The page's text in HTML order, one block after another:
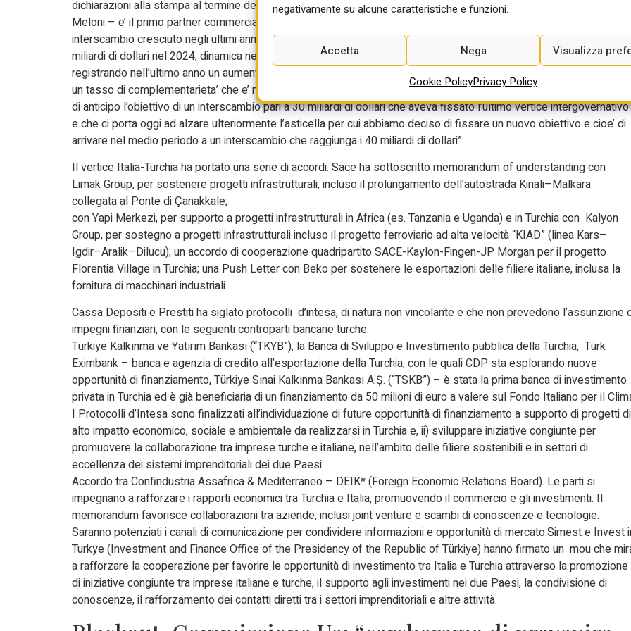
negativamente su alcune caratteristiche e funzioni.
Accetta Nega Visualizza
Cookie PolicyPrivacy Policy
dichiarazioni alla stampa al termine del vertice Italia-Turchia, che si e’ tenuto a Villa Pamphilj. “L’Italia – ha detto
Meloni – e’ il primo partner commerciale della Turchia nell’area del Mediterraneo, il secondo in Europa, con un
interscambio cresciuto negli ultimi anni in modo considerevole passando da 26 miliardi nel 2023 al record di oltre
miliardi di dollari nel 2024, dinamica nella quale tra l’altro le esportazioni italiane hanno avuto un ruolo decisivo
registrando nell’ultimo anno un aumento di oltre il 28%. I nostri tessuti produttivi e industriali sono caratterizzati da
un tasso di complementarieta’ che e’ molto alto. E’ un quadro molto positivo, che ci ha fatto superare con ben 5 anni
di anticipo l’obiettivo di un interscambio pari a 30 miliardi di dollari che aveva fissato l’ultimo vertice intergovernativo
e che ci porta oggi ad alzare ulteriormente l’asticella per cui abbiamo deciso di fissare un nuovo obiettivo e cioe’ di
arrivare nel medio periodo a un interscambio che raggiunga i 40 miliardi di dollari”.
Il vertice Italia-Turchia ha portato una serie di accordi. Sace ha sottoscritto memorandum of understanding con
Limak Group, per sostenere progetti infrastrutturali, incluso il prolungamento dell’autostrada Kinali–Malkara
collegata al Ponte di Çanakkale;
con Yapi Merkezi, per supporto a progetti infrastrutturali in Africa (es. Tanzania e Uganda) e in Turchia con Kalyon
Group, per sostegno a progetti infrastrutturali incluso il progetto ferroviario ad alta velocità “KIAD” (linea Kars–
Igdir–Aralik–Dilucu); un accordo di cooperazione quadripartito SACE-Kaylon-Fingen-JP Morgan per il progetto
Florentia Village in Turchia; una Push Letter con Beko per sostenere le esportazioni delle filiere italiane, inclusa la
fornitura di macchinari industriali.
Cassa Depositi e Prestiti ha siglato protocolli d’intesa, di natura non vincolante e che non prevedono l’assunzione
impegni finanziari, con le seguenti controparti bancarie turche:
Türkiye Kalkınma ve Yatırım Bankası (“TKYB”), la Banca di Sviluppo e Investimento pubblica della Turchia, Türk
Eximbank – banca e agenzia di credito all’esportazione della Turchia, con le quali CDP sta esplorando nuove
opportunità di finanziamento, Türkiye Sınai Kalkınma Bankası A.Ş. (“TSKB”) – è stata la prima banca di investimento
privata in Turchia ed è già beneficiaria di un finanziamento da 50 milioni di euro a valere sul Fondo Italiano per il
I Protocolli d’Intesa sono finalizzati all’individuazione di future opportunità di finanziamento a supporto di progetti di
alto impatto economico, sociale e ambientale da realizzarsi in Turchia e, ii) sviluppare iniziative congiunte per
promuovere la collaborazione tra imprese turche e italiane, nell’ambito delle filiere sostenibili e in settori di
eccellenza dei sistemi imprenditoriali dei due Paesi.
Accordo tra Confindustria Assafrica & Mediterraneo – DEIK* (Foreign Economic Relations Board). Le parti si
impegnano a rafforzare i rapporti economici tra Turchia e Italia, promuovendo il commercio e gli investimenti. Il
memorandum favorisce collaborazioni tra aziende, inclusi joint venture e scambi di conoscenze e tecnologie.
Saranno potenziati i canali di comunicazione per condividere informazioni e opportunità di mercato.Simest e Invest
Turkye (Investment and Finance Office of the Presidency of the Republic of Türkiye) hanno firmato un mou che
a rafforzare la cooperazione per favorire le opportunità di investimento tra Italia e Turchia attraverso la promozione
di iniziative congiunte tra imprese italiane e turche, il supporto agli investimenti nei due Paesi, la condivisione di
conoscenze, il rafforzamento dei contatti diretti tra i settori imprenditoriali e altre attività.